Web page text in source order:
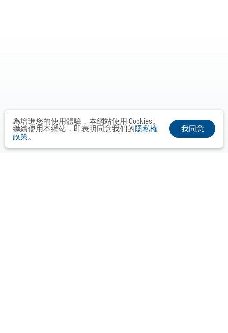
為增進您的使用體驗，本網站使用 Cookies。
繼續使用本網站，即表明同意我們的隱私權
政策。
我同意